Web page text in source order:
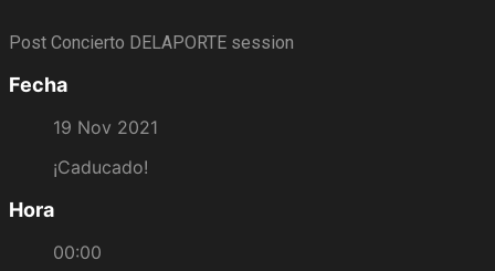
Post Concierto DELAPORTE session
Fecha
19 Nov 2021
¡Caducado!
Hora
00:00